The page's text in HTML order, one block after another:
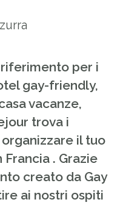
riferimento per i
gay-friendly,
vacanze,
trova i
il tuo
. Grazie
creato da Gay
ai nostri ospiti